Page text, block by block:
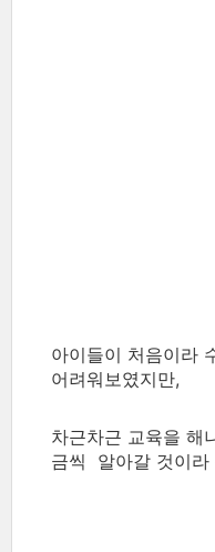
아이들이 처음이라
어려워보였지만,
차근차근 교육을 해
금씩 알아갈 것이라